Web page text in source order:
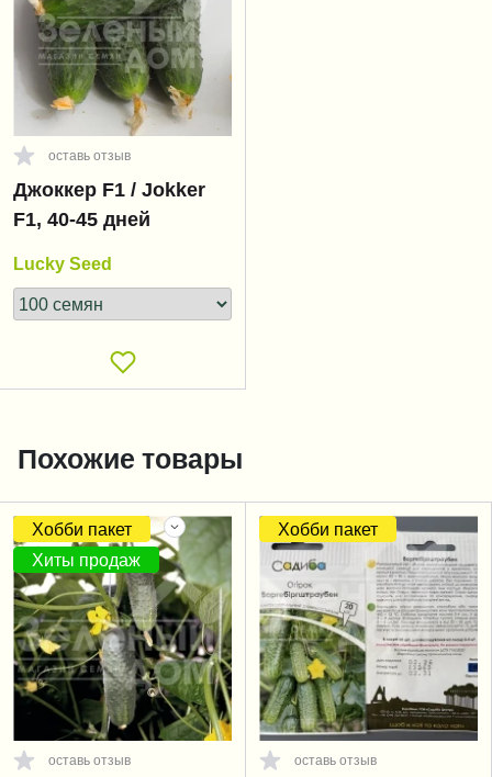
оставь отзыв
Джоккер F1 / Jokker
F1, 40-45 дней
Lucky Seed
Похожие товары
Хобби пакет
Хиты продаж
оставь отзыв
Хобби пакет
оставь отзыв